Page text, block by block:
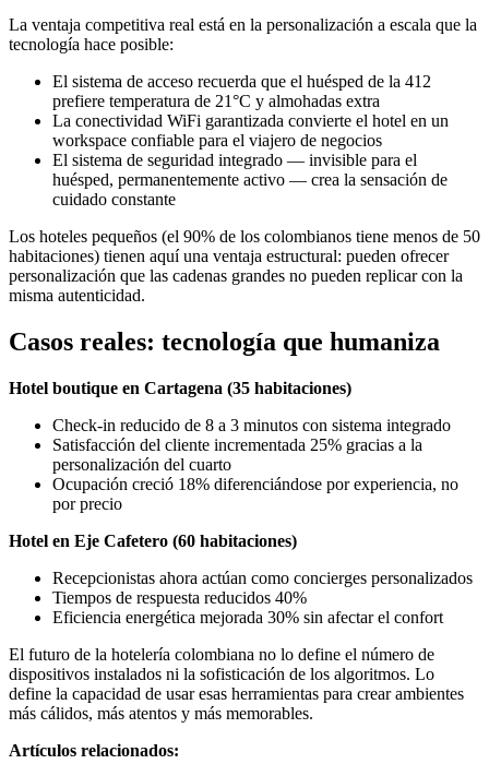
La ventaja competitiva real está en la personalización a escala que la
tecnología hace posible:
El sistema de acceso recuerda que el huésped de la 412
prefiere temperatura de 21°C y almohadas extra
La conectividad WiFi garantizada convierte el hotel en un
workspace confiable para el viajero de negocios
El sistema de seguridad integrado — invisible para el
huésped, permanentemente activo — crea la sensación de
cuidado constante
Los hoteles pequeños (el 90% de los colombianos tiene menos de 50
habitaciones) tienen aquí una ventaja estructural: pueden ofrecer
personalización que las cadenas grandes no pueden replicar con la
misma autenticidad.
Casos reales: tecnología que humaniza
Hotel boutique en Cartagena (35 habitaciones)
Check-in reducido de 8 a 3 minutos con sistema integrado
Satisfacción del cliente incrementada 25% gracias a la
personalización del cuarto
Ocupación creció 18% diferenciándose por experiencia, no
por precio
Hotel en Eje Cafetero (60 habitaciones)
Recepcionistas ahora actúan como concierges personalizados
Tiempos de respuesta reducidos 40%
Eficiencia energética mejorada 30% sin afectar el confort
El futuro de la hotelería colombiana no lo define el número de
dispositivos instalados ni la sofisticación de los algoritmos. Lo
define la capacidad de usar esas herramientas para crear ambientes
más cálidos, más atentos y más memorables.
Artículos relacionados: